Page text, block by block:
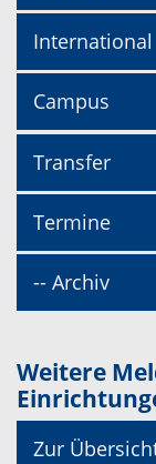
International
Campus
Transfer
Termine
-- Archiv
Weitere
Zur